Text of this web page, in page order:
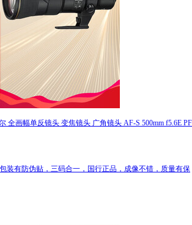
全画幅单反镜头 变焦镜头 广角镜头 AF-S 500mm f5.6E PF
装有防伪贴，三码合一，国行正品，成像不错，质量有保